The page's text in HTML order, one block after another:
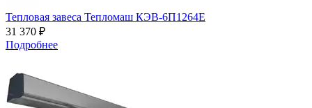
Тепловая завеса Тепломаш КЭВ-6П1264Е
31 370 ₽
Подробнее